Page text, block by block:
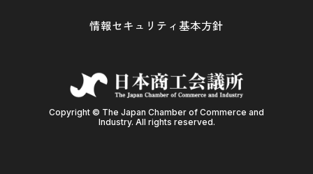
Copyright © The Japan Chamber of Commerce and
Industry. All rights reserved.
情報セキュリティ基本方針